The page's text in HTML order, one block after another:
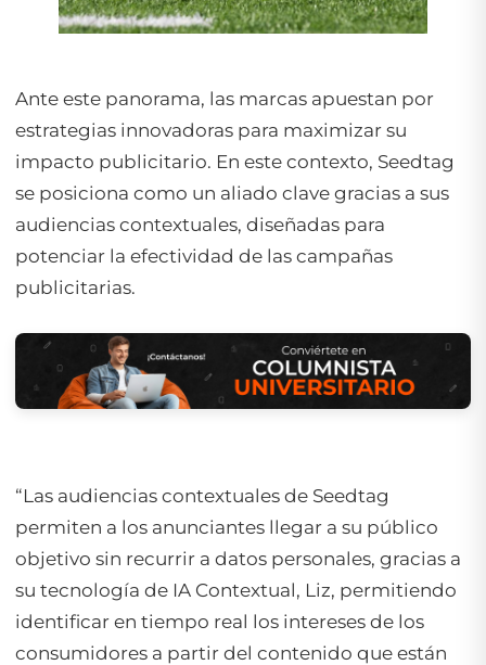
Ante este panorama, las marcas apuestan por
estrategias innovadoras para maximizar su
impacto publicitario. En este contexto, Seedtag
se posiciona como un aliado clave gracias a sus
audiencias contextuales, diseñadas para
potenciar la efectividad de las campañas
publicitarias.
“Las audiencias contextuales de Seedtag
permiten a los anunciantes llegar a su público
objetivo sin recurrir a datos personales, gracias a
su tecnología de IA Contextual, Liz, permitiendo
identificar en tiempo real los intereses de los
consumidores a partir del contenido que están